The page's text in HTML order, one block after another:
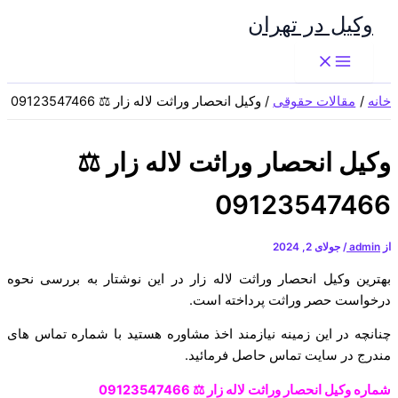
وکیل در تهران
خانه مقالات حقوقی وکیل انحصار وراثت لاله زار ⚖️ 09123547466
وکیل انحصار وراثت لاله زار ⚖️
09123547466
از admin
/ جولای 2, 2024
بهترین وکیل انحصار وراثت لاله زار در این نوشتار به بررسی نحوه
درخواست حصر وراثت پرداخته است.
چنانچه در این زمینه نیازمند اخذ مشاوره هستید با شماره تماس های
مندرج در سایت تماس حاصل فرمائید.
شماره وکیل انحصار وراثت لاله زار ⚖️ 09123547466